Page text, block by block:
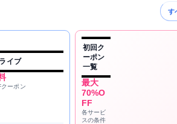
す
イブ
ーポン
初回ク
ーポン
一覧
最大
70%O
FF
各サービ
スの条件